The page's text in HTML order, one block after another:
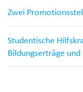
Zwei
Studentische
Bildungserträge